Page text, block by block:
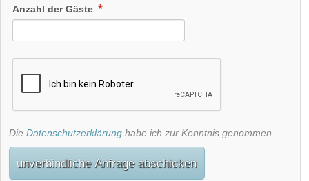
Anzahl der Gäste
Die Datenschutzerklärung habe ich zur Kenntnis genommen.
unverbindliche Anfrage abschicken